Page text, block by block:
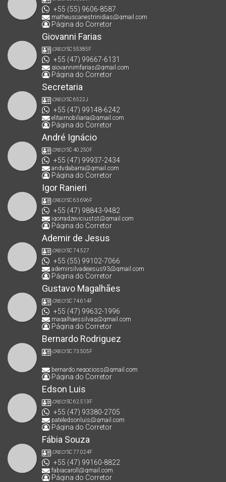
+55 (55) 9606-8587
matheuscanestrinidias@gmail.com
Página do Corretor
Giovanni Farias
CRECISC 55385F
+55 (47) 99667-6131
giovannimfarias@gmail.com
Página do Corretor
Secretaria
CRECISC 6522J
+55 (47) 99148-6242
elitaimobiliaria@gmail.com
Página do Corretor
André Ignácio
CRECISC 40.250F
+55 (47) 99937-2434
andydabarra@gmail.com
Página do Corretor
Igor Ranieri
CRECISC 63.696F
+55 (47) 98843-9482
igorradzeviciustst@gmail.com
Página do Corretor
Ademir de Jesus
CRECISC 74.527
+55 (55) 99102-7066
ademirsilvadejesus93@gmail.com
Página do Corretor
Gustavo Magalhães
CRECISC 74.614F
+55 (47) 99632-1996
magalhaessilvag@gmail.com
Página do Corretor
Bernardo Rodriguez
CRECISC 73.505F
bernardo.negocioss@gmail.com
Página do Corretor
Edson Luis
CRECISC 62.513F
+55 (47) 93380-2705
pateledsonluis@gmail.com
Página do Corretor
Fábia Souza
CRECISC 77.024F
+55 (47) 99160-8822
fabiacaroll@gmail.com
Página do Corretor